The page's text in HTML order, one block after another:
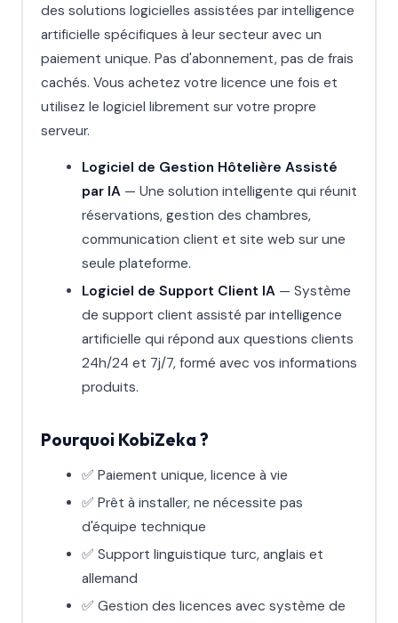
des solutions logicielles assistées par intelligence
artificielle spécifiques à leur secteur avec un
paiement unique. Pas d'abonnement, pas de frais
cachés. Vous achetez votre licence une fois et
utilisez le logiciel librement sur votre propre
serveur.
Logiciel de Gestion Hôtelière Assisté
par IA — Une solution intelligente qui réunit
réservations, gestion des chambres,
communication client et site web sur une
seule plateforme.
Logiciel de Support Client IA — Système
de support client assisté par intelligence
artificielle qui répond aux questions clients
24h/24 et 7j/7, formé avec vos informations
produits.
Pourquoi KobiZeka ?
✅ Paiement unique, licence à vie
✅ Prêt à installer, ne nécessite pas
d'équipe technique
✅ Support linguistique turc, anglais et
allemand
✅ Gestion des licences avec système de